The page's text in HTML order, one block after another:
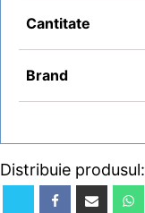
Cantitate
Brand
Distribuie produsul: